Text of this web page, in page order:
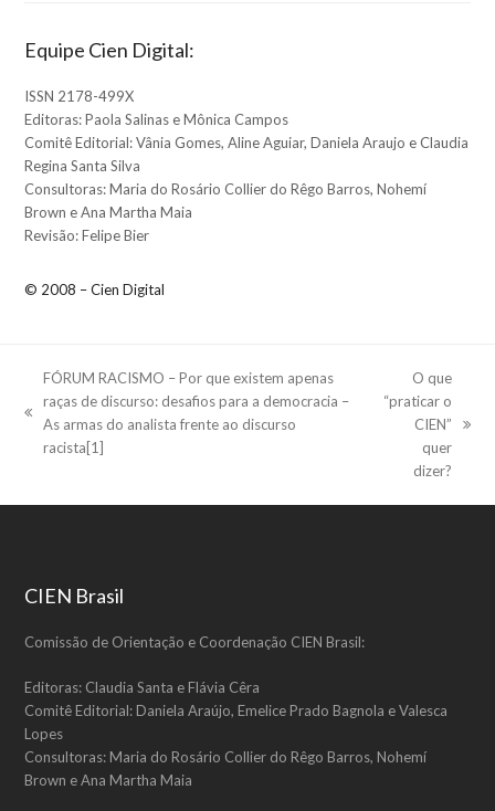
Equipe Cien Digital:
ISSN 2178-499X
Editoras: Paola Salinas e Mônica Campos
Comitê Editorial: Vânia Gomes, Aline Aguiar, Daniela Araujo e Claudia
Regina Santa Silva
Consultoras: Maria do Rosário Collier do Rêgo Barros, Nohemí
Brown e Ana Martha Maia
Revisão: Felipe Bier
© 2008 – Cien Digital
previous
post:
FÓRUM RACISMO – Por que existem apenas
raças de discurso: desafios para a democracia –
As armas do analista frente ao discurso
racista[1]
O que
“praticar o
CIEN”
quer
dizer?
CIEN Brasil
Comissão de Orientação e Coordenação CIEN Brasil:
Editoras: Claudia Santa e Flávia Cêra
Comitê Editorial: Daniela Araújo, Emelice Prado Bagnola e Valesca
Lopes
Consultoras: Maria do Rosário Collier do Rêgo Barros, Nohemí
Brown e Ana Martha Maia